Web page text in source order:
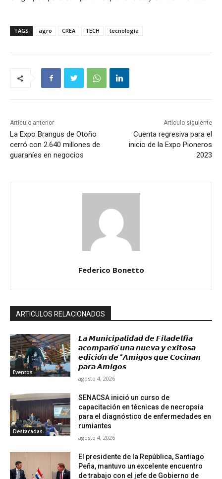
TAGS agro CREA TECH tecnología
Artículo anterior
La Expo Brangus de Otoño
cerró con 2.640 millones de
guaraníes en negocios
Artículo siguiente
Cuenta regresiva para el
inicio de la Expo Pioneros
2023
Federico Bonetto
ARTICULOS RELACIONADOS
Eventos
𝙇𝙖 𝙈𝙪𝙣𝙞𝙘𝙞𝙥𝙖𝙡𝙞𝙙𝙖𝙙 𝙙𝙚 𝙁𝙞𝙡𝙖𝙙𝙚𝙡𝙛𝙞𝙖
𝙖𝙘𝙤𝙢𝙥𝙖𝙣̃𝙤́ 𝙪𝙣𝙖 𝙣𝙪𝙚𝙫𝙖 𝙮 𝙚𝙭𝙞𝙩𝙤𝙨𝙖
𝙚𝙙𝙞𝙘𝙞𝙤́𝙣 𝙙𝙚 “𝘼𝙢𝙞𝙜𝙤𝙨 𝙦𝙪𝙚 𝘾𝙤𝙘𝙞𝙣𝙖𝙣
𝙥𝙖𝙧𝙖 𝘼𝙢𝙞𝙜𝙤𝙨
agosto 4, 2026
Destacadas
SENACSA inició un curso de
capacitación en técnicas de necropsia
para el diagnóstico de enfermedades en
rumiantes
agosto 4, 2026
El presidente de la República, Santiago
Peña, mantuvo un excelente encuentro
de trabajo con el jefe de Gobierno de